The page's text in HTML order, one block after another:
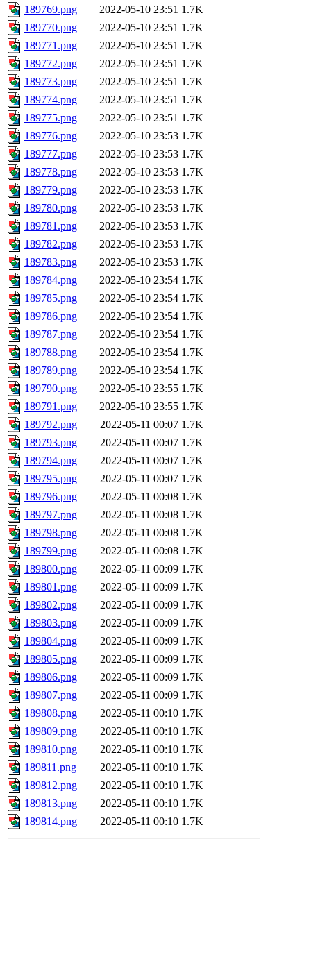
189769.png
2022-05-10 23:51 1.7K
189770.png
2022-05-10 23:51 1.7K
189771.png
2022-05-10 23:51 1.7K
189772.png
2022-05-10 23:51 1.7K
189773.png
2022-05-10 23:51 1.7K
189774.png
2022-05-10 23:51 1.7K
189775.png
2022-05-10 23:51 1.7K
189776.png
2022-05-10 23:53 1.7K
189777.png
2022-05-10 23:53 1.7K
189778.png
2022-05-10 23:53 1.7K
189779.png
2022-05-10 23:53 1.7K
189780.png
2022-05-10 23:53 1.7K
189781.png
2022-05-10 23:53 1.7K
189782.png
2022-05-10 23:53 1.7K
189783.png
2022-05-10 23:53 1.7K
189784.png
2022-05-10 23:54 1.7K
189785.png
2022-05-10 23:54 1.7K
189786.png
2022-05-10 23:54 1.7K
189787.png
2022-05-10 23:54 1.7K
189788.png
2022-05-10 23:54 1.7K
189789.png
2022-05-10 23:54 1.7K
189790.png
2022-05-10 23:55 1.7K
189791.png
2022-05-10 23:55 1.7K
189792.png
2022-05-11 00:07 1.7K
189793.png
2022-05-11 00:07 1.7K
189794.png
2022-05-11 00:07 1.7K
189795.png
2022-05-11 00:07 1.7K
189796.png
2022-05-11 00:08 1.7K
189797.png
2022-05-11 00:08 1.7K
189798.png
2022-05-11 00:08 1.7K
189799.png
2022-05-11 00:08 1.7K
189800.png
2022-05-11 00:09 1.7K
189801.png
2022-05-11 00:09 1.7K
189802.png
2022-05-11 00:09 1.7K
189803.png
2022-05-11 00:09 1.7K
189804.png
2022-05-11 00:09 1.7K
189805.png
2022-05-11 00:09 1.7K
189806.png
2022-05-11 00:09 1.7K
189807.png
2022-05-11 00:09 1.7K
189808.png
2022-05-11 00:10 1.7K
189809.png
2022-05-11 00:10 1.7K
189810.png
2022-05-11 00:10 1.7K
189811.png
2022-05-11 00:10 1.7K
189812.png
2022-05-11 00:10 1.7K
189813.png
2022-05-11 00:10 1.7K
189814.png
2022-05-11 00:10 1.7K